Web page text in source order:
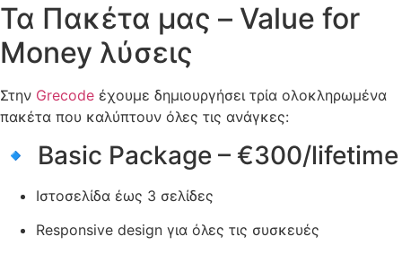
Τα Πακέτα μας – Value for
Money λύσεις
Στην Grecode έχουμε δημιουργήσει τρία ολοκληρωμένα
πακέτα που καλύπτουν όλες τις ανάγκες:
🔹 Basic Package – €300/lifetime
Ιστοσελίδα έως 3 σελίδες
Responsive design για όλες τις συσκευές